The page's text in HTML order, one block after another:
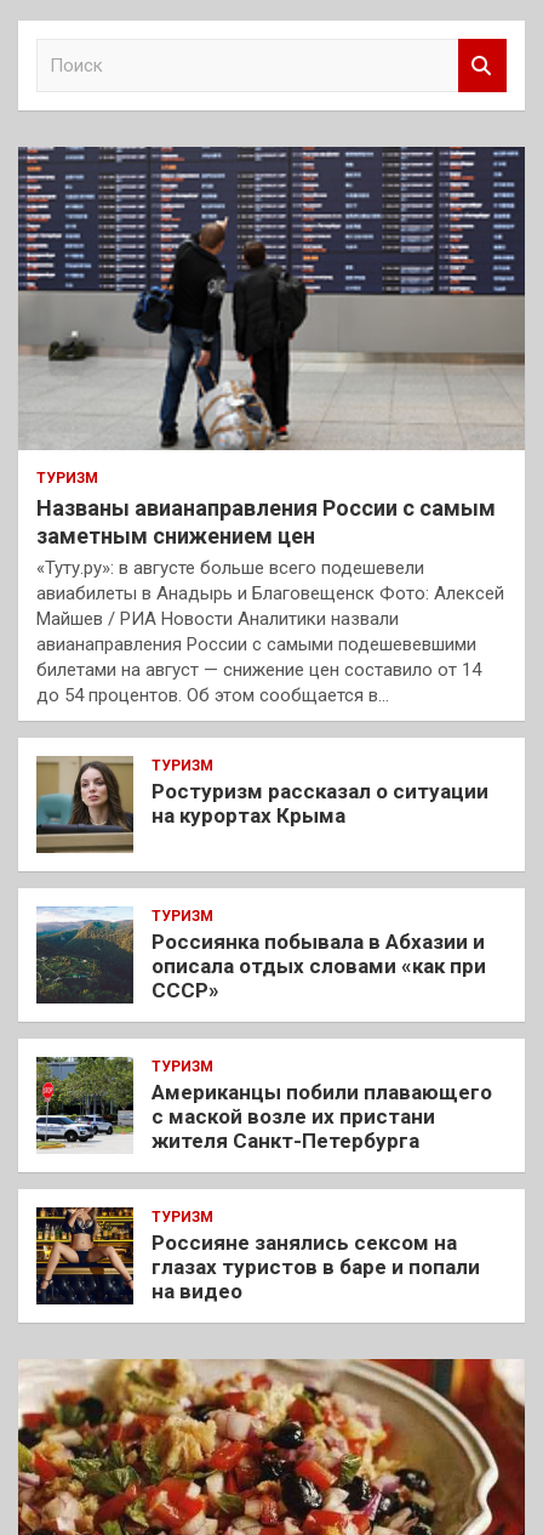
к
ТУРИЗМ
Названы авианаправления России с самым
заметным снижением цен
«Туту.ру»: в августе больше всего подешевели
авиабилеты в Анадырь и Благовещенск Фото: Алексей
Майшев / РИА Новости Аналитики назвали
авианаправления России с самыми подешевевшими
билетами на август — снижение цен составило от 14
до 54 процентов. Об этом сообщается в…
ТУРИЗМ
Ростуризм рассказал о ситуации
на курортах Крыма
ТУРИЗМ
Россиянка побывала в Абхазии и
описала отдых словами «как при
СССР»
ТУРИЗМ
Американцы побили плавающего
с маской возле их пристани
жителя Санкт-Петербурга
ТУРИЗМ
Россияне занялись сексом на
глазах туристов в баре и попали
на видео